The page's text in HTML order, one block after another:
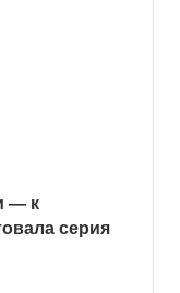
— к
серия